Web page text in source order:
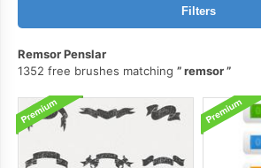
Filters
Remsor Penslar
1352 free brushes matching
remsor